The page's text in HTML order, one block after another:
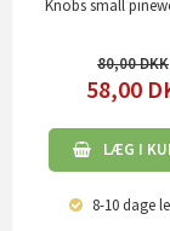
Knobs small
80,00
58,00
LÆG I
8-10 dage